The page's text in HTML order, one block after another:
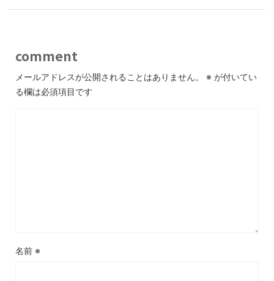
comment
メールアドレスが公開されることはありません。 ※ が付いてい
る欄は必須項目です
名前 ※